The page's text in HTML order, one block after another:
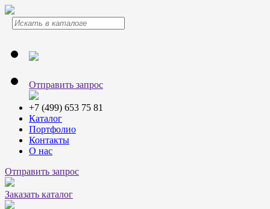
Отправить запрос
+7 (499) 653 75 81
Каталог
Портфолио
Контакты
О нас
Отправить запрос
Заказать каталог